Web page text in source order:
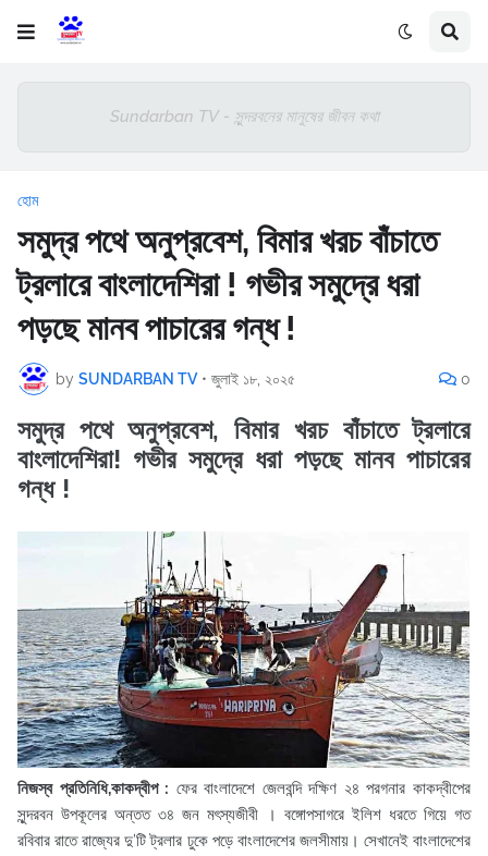
Sundarban TV - সুন্দরবনের মানুষের জীবন কথা
হোম
সমুদ্র পথে অনুপ্রবেশ, বিমার খরচ বাঁচাতে
ট্রলারে বাংলাদেশিরা ! গভীর সমুদ্রে ধরা
পড়ছে মানব পাচারের গন্ধ !
by SUNDARBAN TV • জুলাই ১৮, ২০২৫ 0
সমুদ্র পথে অনুপ্রবেশ, বিমার খরচ বাঁচাতে ট্রলারে
বাংলাদেশিরা! গভীর সমুদ্রে ধরা পড়ছে মানব পাচারের
গন্ধ !
নিজস্ব প্রতিনিধি,কাকদ্বীপ : ফের বাংলাদেশে জেলবন্দি দক্ষিণ ২৪ পরগনার কাকদ্বীপের
সুন্দরবন উপকূলের অন্তত ৩৪ জন মৎস্যজীবী । বঙ্গোপসাগরে ইলিশ ধরতে গিয়ে গত
রবিবার রাতে রাজ্যের দু’টি ট্রলার ঢুকে পড়ে বাংলাদেশের জলসীমায়। সেখানেই বাংলাদেশের